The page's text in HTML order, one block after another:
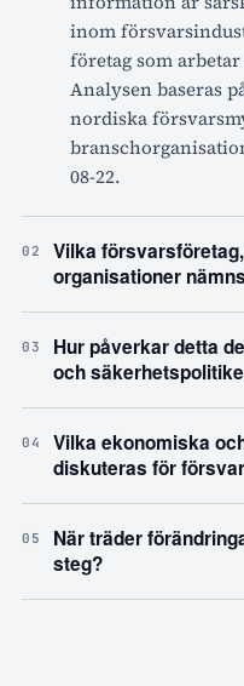
inom
företag som
Analysen baseras
nordiska
08-22.
02
Vilka
organisationer
03
Hur påverkar detta
och
04
Vilka ekonomiska
diskuteras för
05
När träder
steg?